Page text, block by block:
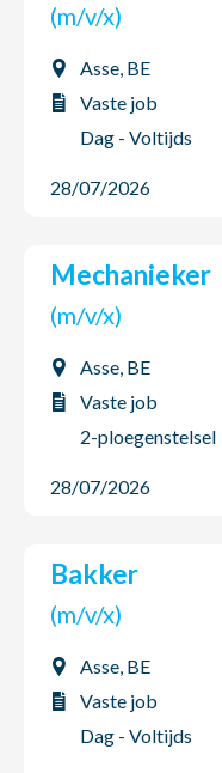
(m/v/x)
Asse, BE
Vaste job
Dag - Voltijds
28/07/2026
Mechanieker
(m/v/x)
Asse, BE
Vaste job
2-ploegenstelsel
28/07/2026
Bakker
(m/v/x)
Asse, BE
Vaste job
Dag - Voltijds